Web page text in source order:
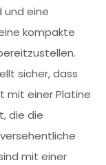
und eine
kompakte
sicher, dass
mit einer Platine
die die
mit einer